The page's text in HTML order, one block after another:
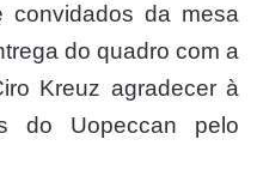
convidados da mesa
do quadro com a
Kreuz agradecer à
do Uopeccan pelo